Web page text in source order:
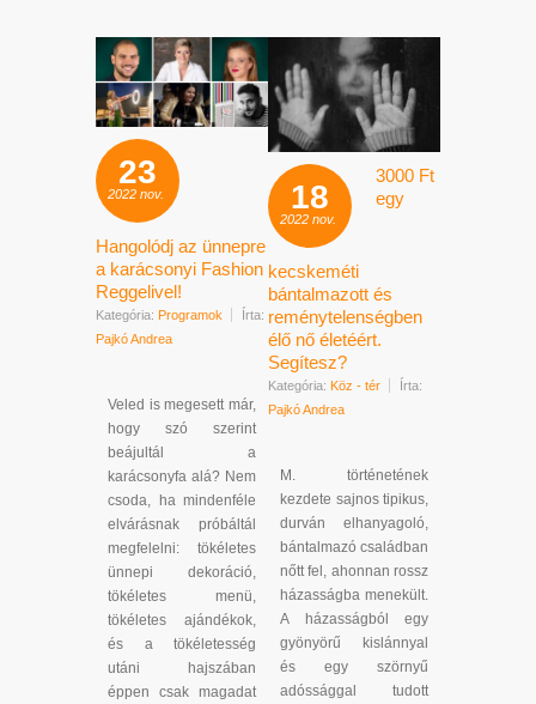
23
2022 nov.
Hangolódj az ünnepre
a karácsonyi Fashion
Reggelivel!
Kategória: Programok
Írta:
Pajkó Andrea
Veled is megesett már,
hogy szó szerint
beájultál a
karácsonyfa alá? Nem
csoda, ha mindenféle
elvárásnak próbáltál
megfelelni: tökéletes
ünnepi dekoráció,
tökéletes menü,
tökéletes ajándékok,
és a tökéletesség
utáni hajszában
éppen csak magadat
18
2022 nov.
3000 Ft
egy
kecskeméti
bántalmazott és
reménytelenségben
élő nő életéért.
Segítesz?
Kategória: Köz - tér
Írta:
Pajkó Andrea
M. történetének
kezdete sajnos tipikus,
durván elhanyagoló,
bántalmazó családban
nőtt fel, ahonnan rossz
házasságba menekült.
A házasságból egy
gyönyörű kislánnyal
és egy szörnyű
adóssággal tudott